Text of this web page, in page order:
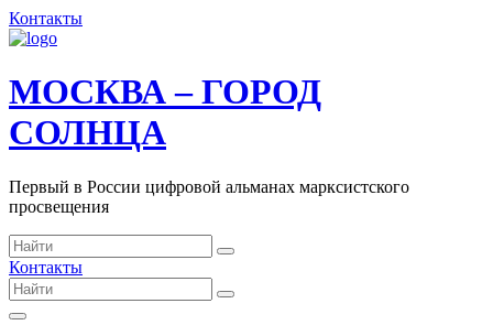
Контакты
МОСКВА – ГОРОД
СОЛНЦА
Первый в России цифровой альманах марксистского
просвещения
Контакты